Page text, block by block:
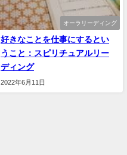
オーラリーディング
好きなことを仕事にするとい
うこと：スピリチュアルリー
ディング
2022年6月11日